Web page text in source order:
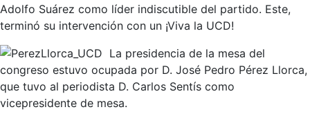
Adolfo Suárez como líder indiscutible del partido. Este,
terminó su intervención con un ¡Viva la UCD!
La presidencia de la mesa del
congreso estuvo ocupada por D. José Pedro Pérez Llorca,
que tuvo al periodista D. Carlos Sentís como
vicepresidente de mesa.